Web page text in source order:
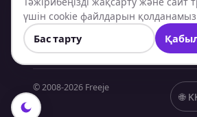
Қайтарым саясаты
© 2008-2026 Freeje
🌐
үшін cookie файлдарын
Бас тарту